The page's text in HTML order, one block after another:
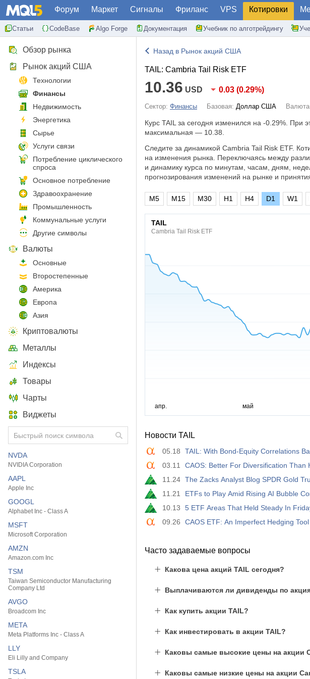
Форум Маркет Сигналы Фриланс VPS Котировки
Статьи CodeBase Algo Forge Документация Учебник по алготрейдингу
Обзор рынка
Рынок акций США
Технологии
Финансы
Недвижимость
Энергетика
Сырье
Услуги связи
Потребление циклического
спроса
Основное потребление
Здравоохранение
Промышленность
Коммунальные услуги
Другие символы
Валюты
Основные
Второстепенные
Америка
Европа
Азия
Криптовалюты
Металлы
Индексы
Товары
Чарты
Виджеты
NVDA
NVIDIA Corporation
AAPL
Apple Inc
GOOGL
Alphabet Inc - Class A
MSFT
Microsoft Corporation
AMZN
Amazon.com Inc
TSM
Taiwan Semiconductor Manufacturing
Company Ltd
AVGO
Broadcom Inc
META
Meta Platforms Inc - Class A
LLY
Eli Lilly and Company
TSLA
Назад в Рынок акций США
TAIL: Cambria Tail Risk ETF
10.36 USD 0.03 (0.29%)
Сектор: Финансы Базовая: Доллар США
Курс TAIL за сегодня изменился на -0.29% . При
максимальная — 10.38.
Следите за динамикой Cambria Tail Risk ETF.
на изменения рынка. Переключаясь между
и динамику курса по минутам, часам, дням,
прогнозирования изменений на рынке и
M5 M15 M30 H1 H4 D1 W1
TAIL
Cambria Tail Risk ETF
Новости TAIL
05.18
TAIL: With Bond-Equity Correlations
03.11
CAOS: Better For Diversification Than
11.24 The Zacks Analyst Blog SPDR Gold
11.21
ETFs to Play Amid Rising AI Bubble
10.13
5 ETF Areas That Held Steady In
09.26
CAOS ETF: An Imperfect Hedging
Часто задаваемые вопросы
Какова цена акций TAIL сегодня?
Выплачиваются ли дивиденды по
Как купить акции TAIL?
Как инвестировать в акции TAIL?
Каковы самые высокие цены на акции
Каковы самые низкие цены на акции